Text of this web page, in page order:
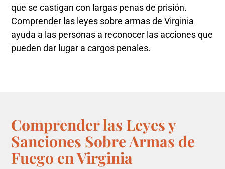
que se castigan con largas penas de prisión.
Comprender las leyes sobre armas de Virginia
ayuda a las personas a reconocer las acciones que
pueden dar lugar a cargos penales.
Comprender las Leyes y
Sanciones Sobre Armas de
Fuego en Virginia